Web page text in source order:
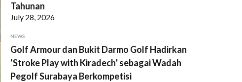
Tahunan
July 28, 2026
NEWS
Golf Armour dan Bukit Darmo Golf Hadirkan
‘Stroke Play with Kiradech’ sebagai Wadah
Pegolf Surabaya Berkompetisi